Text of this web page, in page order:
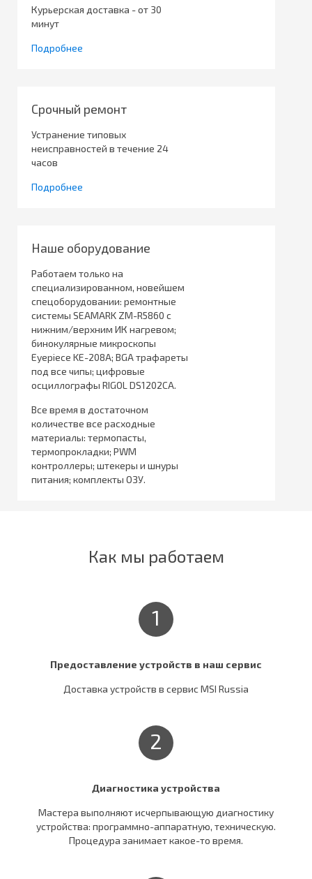
Курьерская доставка - от 30
минут
Подробнее
Срочный ремонт
Устранение типовых
неисправностей в течение 24
часов
Подробнее
Наше оборудование
Работаем только на
специализированном, новейшем
спецоборудовании: ремонтные
системы SEAMARK ZM-R5860 с
нижним/верхним ИК нагревом;
бинокулярные микроскопы
Eyepiece KE-208A; BGA трафареты
под все чипы; цифровые
осциллографы RIGOL DS1202CA.
Все время в достаточном
количестве все расходные
материалы: термопасты,
термопрокладки; PWM
контроллеры; штекеры и шнуры
питания; комплекты ОЗУ.
Как мы работаем
1
Предоставление устройств в наш сервис
Доставка устройств в сервис MSI Russia
2
Диагностика устройства
Мастера выполняют исчерпывающую диагностику
устройства: программно-аппаратную, техническую.
Процедура занимает какое-то время.